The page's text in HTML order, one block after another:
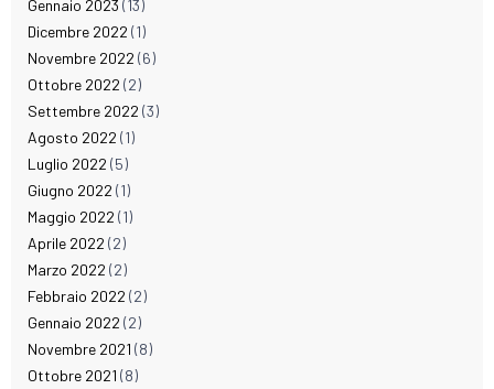
Gennaio 2023 (13)
Dicembre 2022 (1)
Novembre 2022 (6)
Ottobre 2022 (2)
Settembre 2022 (3)
Agosto 2022 (1)
Luglio 2022 (5)
Giugno 2022 (1)
Maggio 2022 (1)
Aprile 2022 (2)
Marzo 2022 (2)
Febbraio 2022 (2)
Gennaio 2022 (2)
Novembre 2021 (8)
Ottobre 2021 (8)